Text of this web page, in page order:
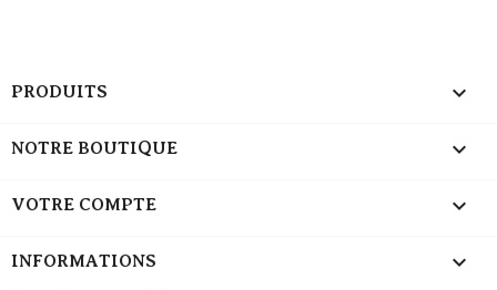
PRODUITS 
NOTRE BOUTIQUE 
VOTRE COMPTE 
INFORMATIONS keyboard_arrow_down